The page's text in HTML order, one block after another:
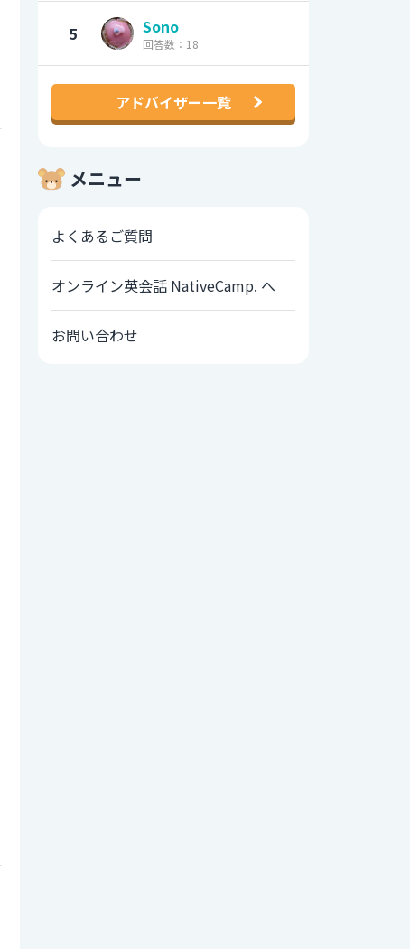
5 Sono
回答数：18
アドバイザー一覧
メニュー
よくあるご質問
オンライン英会話 NativeCamp. へ
お問い合わせ